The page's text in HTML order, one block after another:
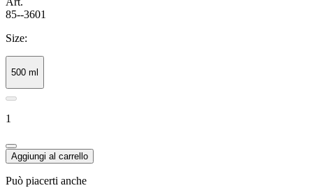
85--3601
Size:
500 ml
1
Aggiungi al carrello
Può piacerti anche